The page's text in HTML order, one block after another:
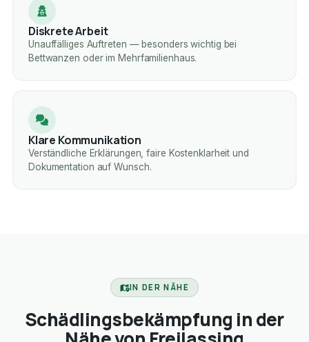
Diskrete Arbeit
Unauffälliges Auftreten — besonders wichtig bei
Bettwanzen oder im Mehrfamilienhaus.
Klare Kommunikation
Verständliche Erklärungen, faire Kostenklarheit und
Dokumentation auf Wunsch.
IN DER NÄHE
Schädlingsbekämpfung in der